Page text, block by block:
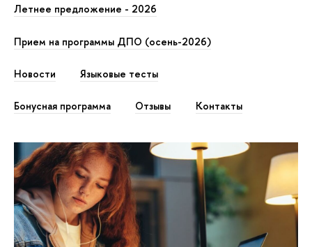
Летнее предложение - 2026
Прием на программы ДПО (осень-2026)
Новости Языковые тесты
Бонусная программа Отзывы Контакты